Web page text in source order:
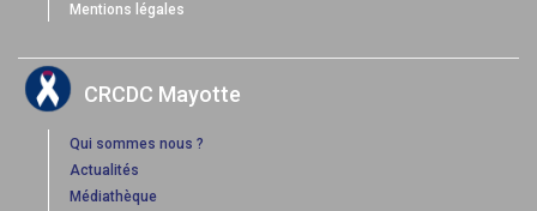
Mentions légales
CRCDC Mayotte
Qui sommes nous ?
Actualités
Médiathèque